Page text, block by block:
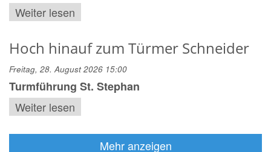
Weiter lesen
Hoch hinauf zum Türmer Schneider
Freitag, 28. August 2026 15:00
Turmführung St. Stephan
Weiter lesen
Mehr anzeigen